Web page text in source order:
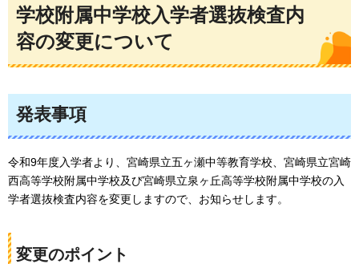
学校附属中学校入学者選抜検査内
容の変更について
発表事項
令和9年度入学者より、宮崎県立五ヶ瀬中等教育学校、宮崎県立宮崎
西高等学校附属中学校及び宮崎県立泉ヶ丘高等学校附属中学校の入
学者選抜検査内容を変更しますので、お知らせします。
変更のポイント